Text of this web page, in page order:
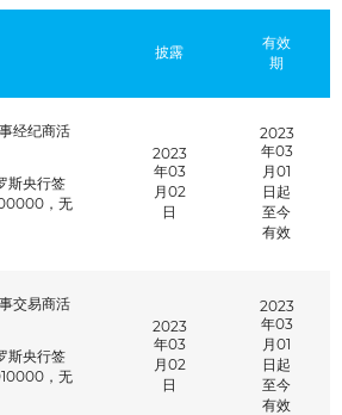
披露
有效
期
经纪商活
斯央行签
，无
2023
年03
月02
日
2023
年03
月01
日起
至今
有效
交易商活
斯央行签
，无
2023
年03
月02
日
2023
年03
月01
日起
至今
有效